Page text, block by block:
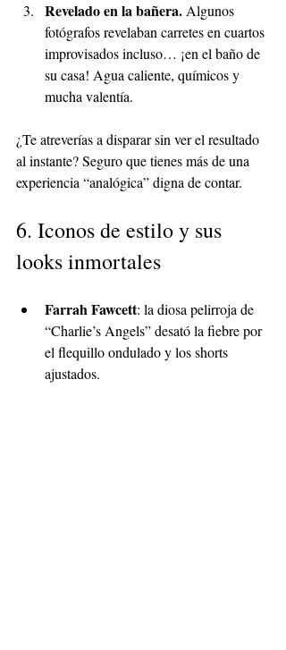
Revelado en la bañera. Algunos
fotógrafos revelaban carretes en cuartos
improvisados incluso… ¡en el baño de
su casa! Agua caliente, químicos y
mucha valentía.
¿Te atreverías a disparar sin ver el resultado
al instante? Seguro que tienes más de una
experiencia “analógica” digna de contar.
6. Iconos de estilo y sus
looks inmortales
Farrah Fawcett: la diosa pelirroja de
“Charlie’s Angels” desató la fiebre por
el flequillo ondulado y los shorts
ajustados.